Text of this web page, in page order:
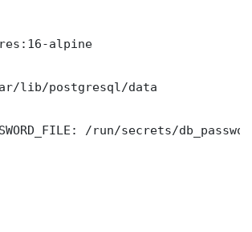
alpine
lib/postgresql/data
/run/secrets/